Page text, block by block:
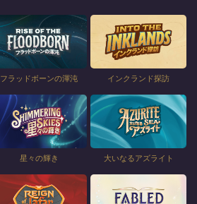
フラッドボーンの渾沌 インクランド探訪
星々の輝き 大いなるアズライト